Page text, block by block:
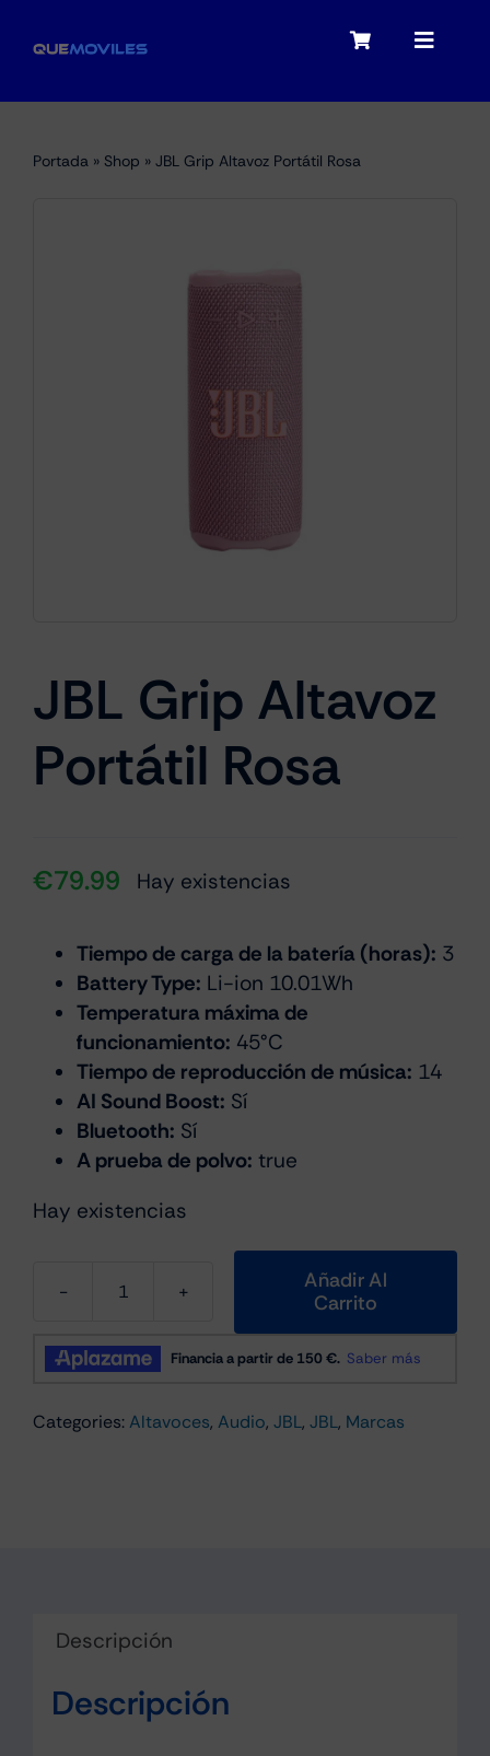
Toggle
My account
Checkout
Toggle
Audio
Portátiles
Marcas
Portada » Shop » JBL Grip Altavoz Portátil Rosa
JBL Grip Altavoz
Portátil Rosa
€79.99 Hay existencias
Tiempo de carga de la batería (horas): 3
Battery Type: Li-ion 10.01Wh
Temperatura máxima de
funcionamiento: 45°C
Tiempo de reproducción de música: 14
AI Sound Boost: Sí
Bluetooth: Sí
A prueba de polvo: true
Hay existencias
JBL
Altavoz
Rosa
Añadir Al
Carrito
Categories:Altavoces, Audio, JBL, JBL, Marcas
Descripción
Descripción